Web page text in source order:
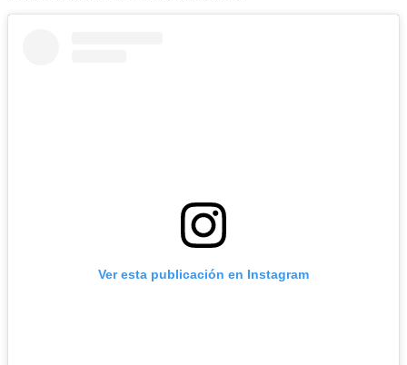
Ver esta publicación en Instagram